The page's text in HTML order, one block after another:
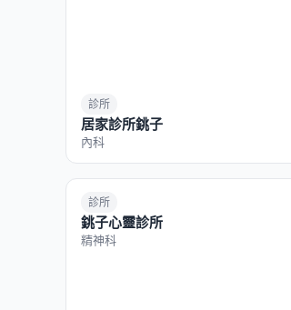
診所
居家診所銚子
內科
診所
銚子心靈診所
精神科